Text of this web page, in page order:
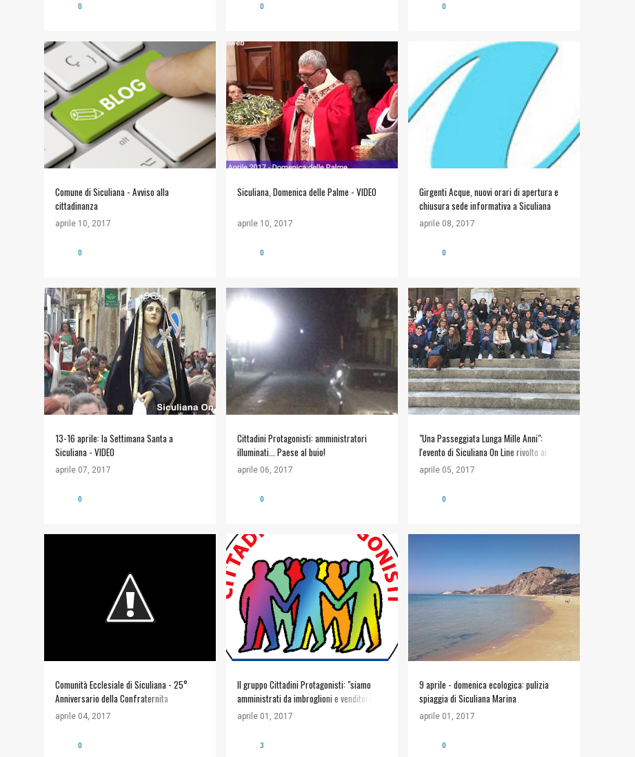
0 0 0
Comune di Siculiana - Avviso alla
cittadinanza
aprile 10, 2017
#COMUNE DI SICULIANA
INFORMAZIONI UTILI
0
Siculiana, Domenica delle Palme - VIDEO
aprile 10, 2017
#VIDEO COMUNITÀ ECCLESIALE
0
Girgenti Acque, nuovi orari di apertura e
chiusura sede informativa a Siculiana
aprile 08, 2017
#INFORMAZIONI UTILI +
0
13-16 aprile: la Settimana Santa a
Siculiana - VIDEO
aprile 07, 2017
#VIDEO COMUNITÀ ECCLESIALE
0
Cittadini Protagonisti: amministratori
illuminati... Paese al buio!
aprile 06, 2017
CITTADINI PROTAGONISTI
0
"Una Passeggiata Lunga Mille Anni":
l'evento di Siculiana On Line rivolto ai
ragazzi della terza media
aprile 05, 2017
#COMUNE DI SICULIANA +2
0
Comunità Ecclesiale di Siculiana - 25°
Anniversario della Confraternita
"Consorelle Addolorata Maria"
aprile 04, 2017
0
Il gruppo Cittadini Protagonisti: "siamo
amministrati da imbroglioni e venditori di
pentole!"
aprile 01, 2017
#POLITICA #RIFIUTI +
CITTADINI PROTAGONISTI
3
9 aprile - domenica ecologica: pulizia
spiaggia di Siculiana Marina
aprile 01, 2017
0